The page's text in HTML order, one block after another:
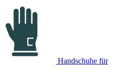
Handschuhe für